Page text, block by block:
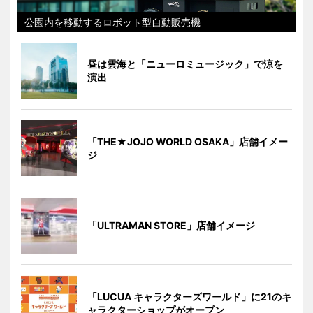
公園内を移動するロボット型自動販売機
昼は雲海と「ニューロミュージック」で涼を
演出
「THE★JOJO WORLD OSAKA」店舗イメー
ジ
「ULTRAMAN STORE」店舗イメージ
「LUCUA キャラクターズワールド」に21のキ
ャラクターショップがオープン